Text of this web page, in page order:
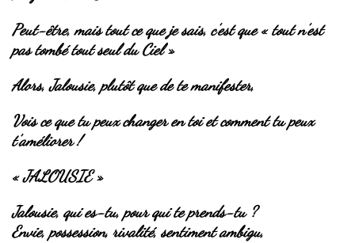
Peut-être, mais tout ce que je sais, c’est que « tout n’est
pas tombé tout seul du Ciel »
Alors, Jalousie, plutôt que de te manifester,
Vois ce que tu peux changer en toi et comment tu peux
t’améliorer !
« JALOUSIE »
Jalousie, qui es-tu, pour qui te prends-tu ?
Envie, possession, rivalité, sentiment ambigu,